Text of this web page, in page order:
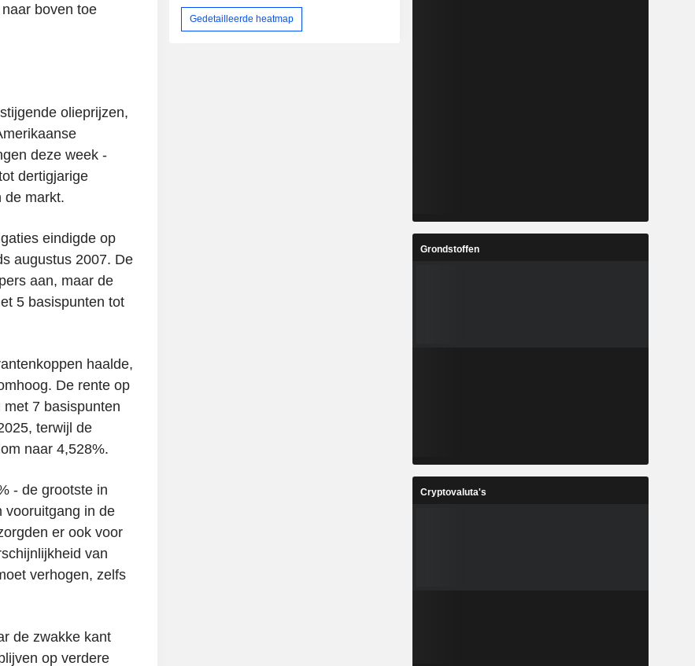
boven toe
olieprijzen,
deze week -
dertigjarige
de markt.
eindigde op
augustus 2007. De
aan, maar de
5 basispunten tot
haalde,
De rente op
7 basispunten
terwijl de
naar 4,528%.
- de grootste in
vooruitgang in de
er ook voor
van
verhogen, zelfs
de zwakke kant
op verdere
Gedetailleerde heatmap
Grondstoffen
Cryptovaluta's